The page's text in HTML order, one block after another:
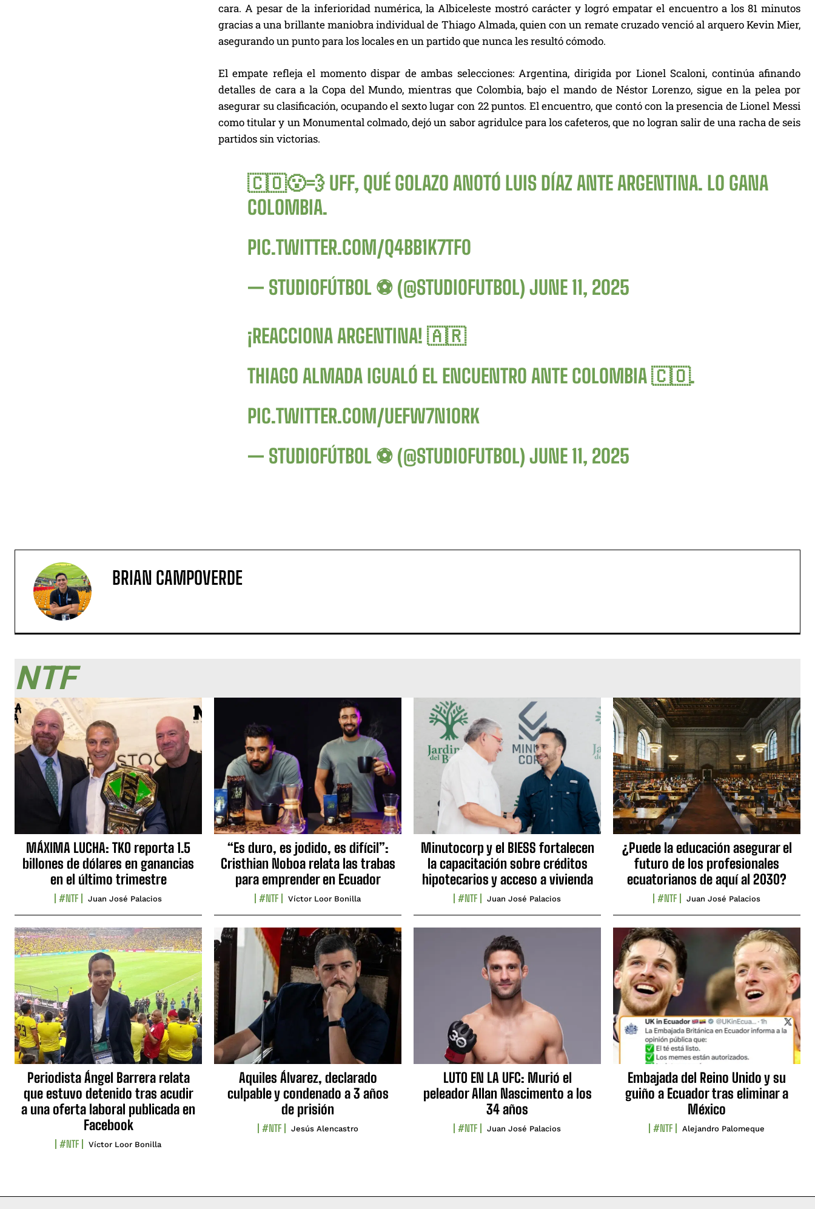
cara. A pesar de la inferioridad numérica, la Albiceleste mostró carácter y logró empatar el encuentro a los 81 minutos
gracias a una brillante maniobra individual de Thiago Almada, quien con un remate cruzado venció al arquero Kevin Mier,
asegurando un punto para los locales en un partido que nunca les resultó cómodo.
El empate refleja el momento dispar de ambas selecciones: Argentina, dirigida por Lionel Scaloni, continúa afinando
detalles de cara a la Copa del Mundo, mientras que Colombia, bajo el mando de Néstor Lorenzo, sigue en la pelea por
asegurar su clasificación, ocupando el sexto lugar con 22 puntos. El encuentro, que contó con la presencia de Lionel Messi
como titular y un Monumental colmado, dejó un sabor agridulce para los cafeteros, que no logran salir de una racha de seis
partidos sin victorias.
🇨🇴😮‍💨 UFF, QUÉ GOLAZO ANOTÓ LUIS DÍAZ ANTE ARGENTINA. LO GANA
COLOMBIA.
PIC.TWITTER.COM/Q4BB1K7TF0
— STUDIOFÚTBOL ⚽ (@STUDIOFUTBOL) JUNE 11, 2025
¡REACCIONA ARGENTINA! 🇦🇷
THIAGO ALMADA IGUALÓ EL ENCUENTRO ANTE COLOMBIA 🇨🇴.
PIC.TWITTER.COM/UEFW7N1ORK
— STUDIOFÚTBOL ⚽ (@STUDIOFUTBOL) JUNE 11, 2025
BRIAN CAMPOVERDE
NTF
MÁXIMA LUCHA: TKO reporta 1.5
billones de dólares en ganancias
en el último trimestre
#NTF Juan José Palacios
“Es duro, es jodido, es difícil”:
Cristhian Noboa relata las trabas
para emprender en Ecuador
#NTF Víctor Loor Bonilla
Minutocorp y el BIESS fortalecen
la capacitación sobre créditos
hipotecarios y acceso a vivienda
#NTF Juan José Palacios
¿Puede la educación asegurar el
futuro de los profesionales
ecuatorianos de aquí al 2030?
#NTF Juan José Palacios
Periodista Ángel Barrera relata
que estuvo detenido tras acudir
a una oferta laboral publicada en
Facebook
#NTF Víctor Loor Bonilla
Aquiles Álvarez, declarado
culpable y condenado a 3 años
de prisión
#NTF Jesús Alencastro
LUTO EN LA UFC: Murió el
peleador Allan Nascimento a los
34 años
#NTF Juan José Palacios
Embajada del Reino Unido y su
guiño a Ecuador tras eliminar a
México
#NTF Alejandro Palomeque